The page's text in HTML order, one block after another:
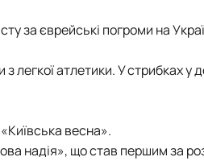
єврейські погроми на
легкої атлетики. У стрибках
весна».
надія», що став першим за